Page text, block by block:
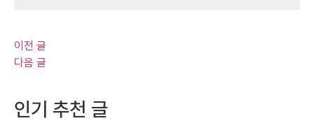
이전 글
다음 글
인기 추천 글